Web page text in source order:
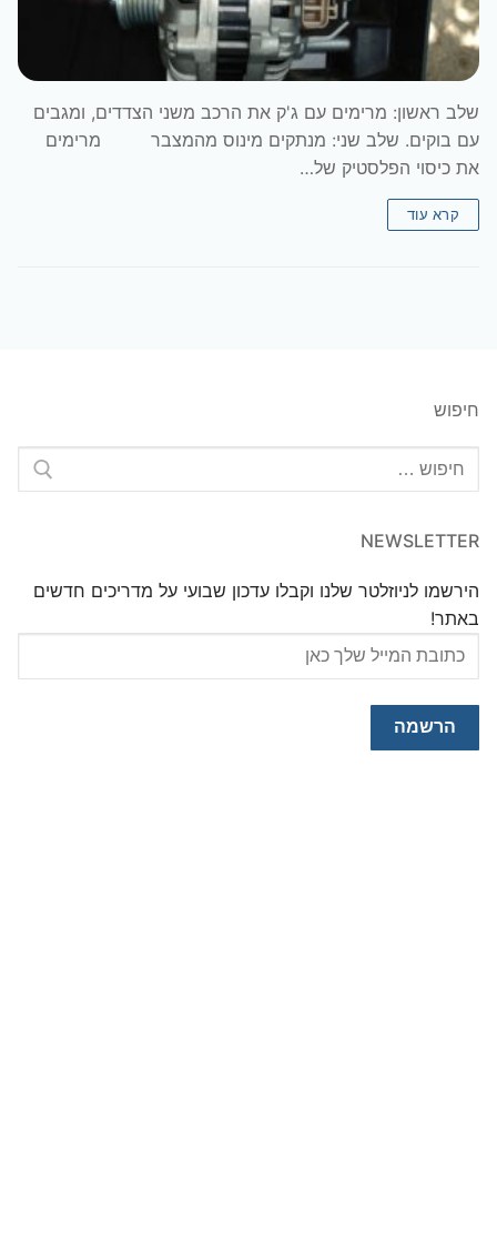
שלב ראשון: מרימים עם ג'ק את הרכב משני הצדדים, ומגבים
עם בוקים. שלב שני: מנתקים מינוס מהמצבר מרימים
את כיסוי הפלסטיק של…
קרא עוד
חיפוש
NEWSLETTER
הירשמו לניוזלטר שלנו וקבלו עדכון שבועי על מדריכים חדשים
באתר!